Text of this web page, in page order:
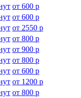
от 600 р
от 600 р
от 2550 р
от 800 р
от 900 р
от 800 р
от 600 р
от 1200 р
от 800 р